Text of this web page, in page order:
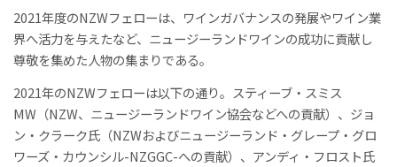
2021年度のNZWフェローは、ワインガバナンスの発展やワイン業
界へ活力を与えたなど、ニュージーランドワインの成功に貢献し
尊敬を集めた人物の集まりである。
2021年のNZWフェローは以下の通り。スティーブ・スミス
MW（NZW、ニュージーランドワイン協会などへの貢献）、ジョ
ン・クラーク氏（NZWおよびニュージーランド・グレープ・グロ
ワーズ・カウンシル-NZGGC-への貢献）、アンディ・フロスト氏